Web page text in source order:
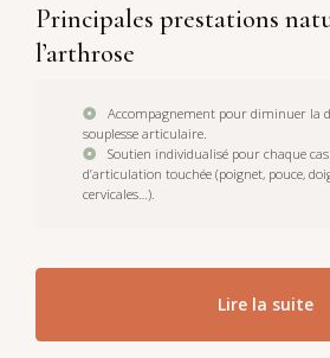
Principales prestations
l’arthrose
Accompagnement pour diminuer la
souplesse articulaire.
Soutien individualisé pour chaque
d’articulation touchée (poignet, pouce,
cervicales…).
Lire la suite